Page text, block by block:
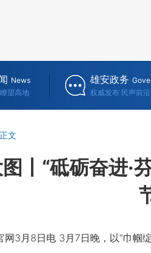
News
望高地
雄安政务
权威发布 民声前沿
正文
丨“砥砺奋进
月8日电 3月7日晚，以“巾帼绽